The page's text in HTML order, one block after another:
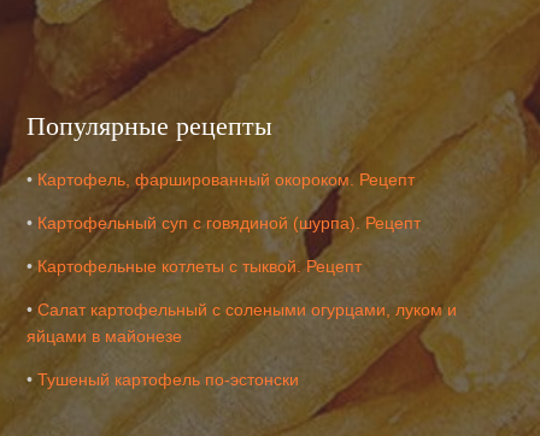
Популярные рецепты
• Картофель, фаршированный окороком. Рецепт
• Картофельный суп с говядиной (шурпа). Рецепт
• Картофельные котлеты с тыквой. Рецепт
•Салат картофельный с солеными огурцами, луком и
яйцами в майонезе
•Тушеный картофель по-эстонски